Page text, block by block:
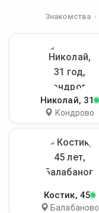
Знакомства
Николай, 31
Кондрово
Костик, 45
Балабаново